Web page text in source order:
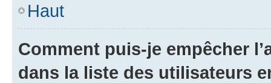
Haut
Comment puis-je empêcher
dans la liste des utilisateurs